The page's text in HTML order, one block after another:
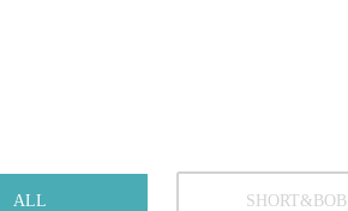
ALL SHORT&BOB